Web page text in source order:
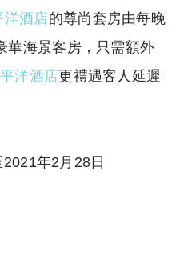
洋酒店的尊尚套房由每晚
華海景客房，只需額外
洋酒店更禮遇客人延遲
年2月28日